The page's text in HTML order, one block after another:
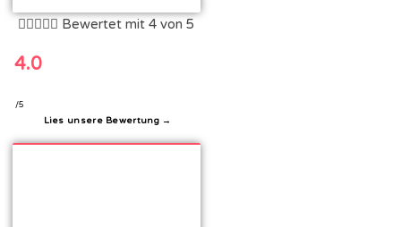
 Bewertet mit 4 von 5
4.0
/5
Lies unsere Bewertung →